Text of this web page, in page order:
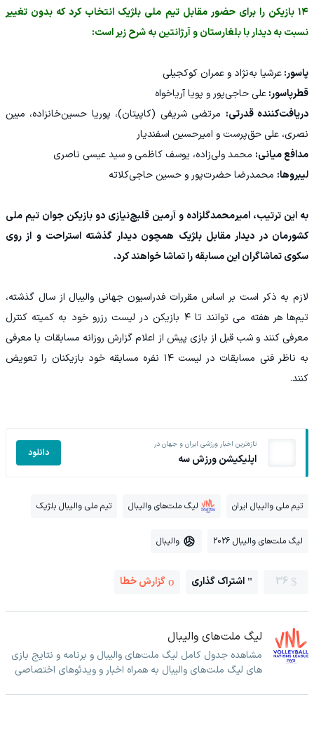
۱۴ بازیکن را برای حضور مقابل تیم ملی بلژیک انتخاب کرد که بدون تغییر
نسبت به دیدار با بلغارستان و آرژانتین به شرح زیر است:
پاسور:عرشیا به‌نژاد و عمران کوکجیلی
قطرپاسور:علی حاجی‌پور و پویا آریاخواه
دریافت‌کننده قدرتی: مرتضی شریفی (کاپیتان)، پوریا حسین‌خانزاده، مبین
نصری، علی حق‌پرست و امیرحسین اسفندیار
مدافع میانی: محمد ولی‌زاده، یوسف کاظمی و سید عیسی ناصری
لیبروها: محمدرضا حضرت‌پور و حسین حاجی‌کلاته
به این ترتیب، امیرمحمدگلزاده و آرمین قلیچ‌نیازی دو بازیکن جوان تیم ملی
کشورمان در دیدار مقابل بلژیک همچون دیدار گذشته استراحت و از روی
سکوی تماشاگران این مسابقه را تماشا خواهند کرد.
لازم به ذکر است بر اساس مقررات فدراسیون جهانی والیبال از سال گذشته،
تیم‌ها هر هفته می توانند تا ۴ بازیکن در لیست رزرو خود به کمیته کنترل
معرفی کنند و شب قبل از بازی پیش از اعلام گزارش روزانه مسابقات با معرفی
به ناظر فنی مسابقات در لیست ۱۴ نفره مسابقه خود بازیکنان را تعویض
کنند.
تازه‌ترین اخبار ورزشی ایران و جهان در
اپلیکیشن ورزش سه دانلود
تیم ملی والیبال ایران لیگ ملت‌های والیبال تیم ملی والیبال بلژیک
لیگ ملت‌های والیبال 2026 والیبال
36 اشتراک گذاری گزارش خطا
لیگ ملت‌های والیبال
مشاهده جدول کامل لیگ ملت‌های والیبال و برنامه و نتایج بازی
های لیگ ملت‌های والیبال به همراه اخبار و ویدئوهای اختصاصی